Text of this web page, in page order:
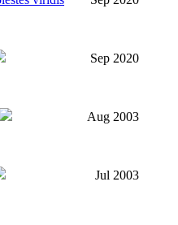
Sep 2020
Aug 2003
Jul 2003